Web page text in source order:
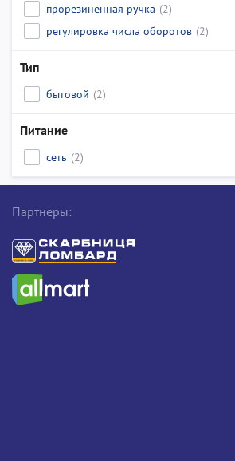
прорезиненная ручка (2)
регулировка числа оборотов (2)
Тип
бытовой (2)
Питание
сеть (2)
Партнеры: